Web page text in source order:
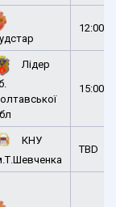
12:00
Лідер
15:00
КНУ
TBD